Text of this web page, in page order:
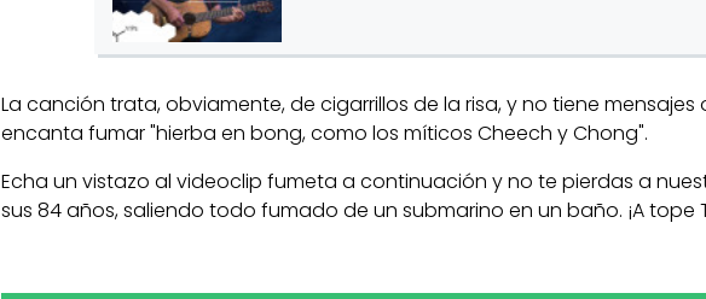
La canción trata, obviamente, de cigarrillos de la risa, y no tiene
encanta fumar "hierba en bong, como los míticos Cheech y Chong".
Echa un vistazo al videoclip fumeta a continuación y no te pierdas a
sus 84 años, saliendo todo fumado de un submarino en un baño. ¡A tope